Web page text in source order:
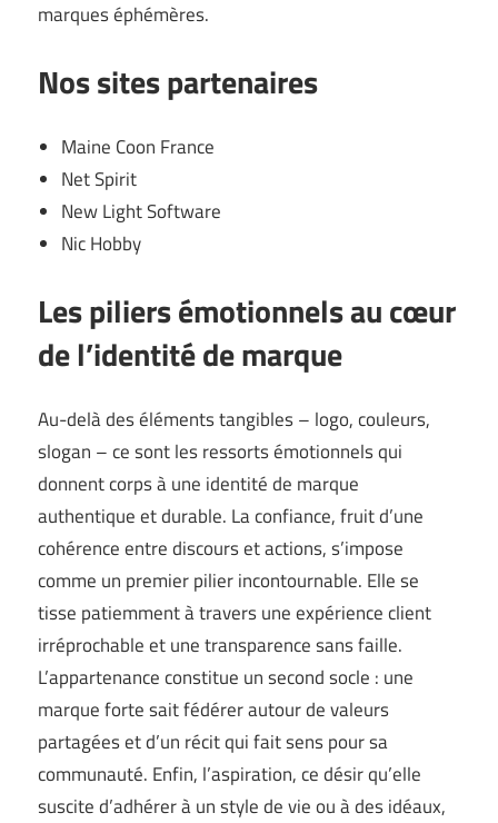
marques éphémères.
Nos sites partenaires
Maine Coon France
Net Spirit
New Light Software
Nic Hobby
Les piliers émotionnels au cœur
de l’identité de marque
Au-delà des éléments tangibles – logo, couleurs,
slogan – ce sont les ressorts émotionnels qui
donnent corps à une identité de marque
authentique et durable. La confiance, fruit d’une
cohérence entre discours et actions, s’impose
comme un premier pilier incontournable. Elle se
tisse patiemment à travers une expérience client
irréprochable et une transparence sans faille.
L’appartenance constitue un second socle : une
marque forte sait fédérer autour de valeurs
partagées et d’un récit qui fait sens pour sa
communauté. Enfin, l’aspiration, ce désir qu’elle
suscite d’adhérer à un style de vie ou à des idéaux,